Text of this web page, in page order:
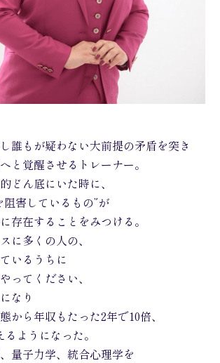
誰もが疑わない大前提の矛盾を突き
と覚醒させるトレーナー。
どん底にいた時に、
害しているもの”が
存在することをみつける。
に多くの人の、
いるうちに
ってください、
なり
から年収もたった2年で10倍、
ようになった。
量子力学、統合心理学を